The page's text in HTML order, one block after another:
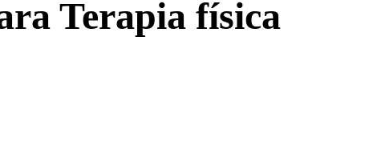
Terapia física